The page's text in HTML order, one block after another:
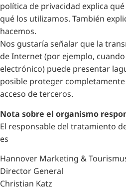
política de privacidad explica
qué los utilizamos. También
hacemos.
Nos gustaría señalar que la
de Internet (por ejemplo,
electrónico) puede presentar
posible proteger
acceso de terceros.
Nota sobre el organismo
El responsable del tratamiento
es
Hannover Marketing &
Director General
Christian Katz